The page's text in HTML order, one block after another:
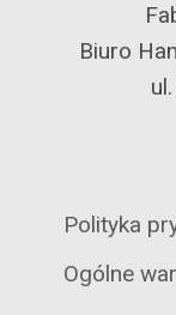
Biuro
Polityka
Ogólne